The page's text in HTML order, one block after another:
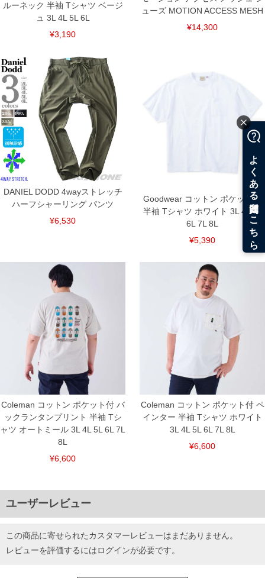
ルーネック 半袖 Tシャツ ベージ
ュ 3L 4L 5L 6L
¥3,190
ューズ MOTION ACCESS MESH
¥14,300
DANIEL DODD 4wayストレッチ
ハーフシャーリング パンツ
¥6,530
Goodwear コットン ポケット付
半袖 Tシャツ ホワイト 3L 4L 5L
6L 7L 8L
¥5,390
Coleman コットン ポケット付 バ
ックランタンプリント 半袖 Tシ
ャツ オートミール 3L 4L 5L 6L 7L
8L
¥6,600
Coleman コットン ポケット付 ペ
インター 半袖 Tシャツ ホワイト
3L 4L 5L 6L 7L 8L
¥6,600
ユーザーレビュー
この商品に寄せられたカスタマーレビューはまだありません。
レビューを評価するにはログインが必要です。